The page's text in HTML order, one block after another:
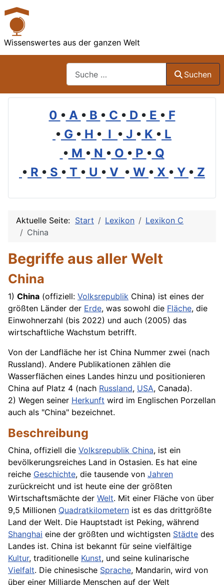
Wissenswertes aus der ganzen Welt
Suchen
0 • A • B • C • D • E • F
• G • H • I • J • K • L
• M • N • O • P • Q
• R • S • T • U • V • W • X • Y • Z
Aktuelle Seite: Start Lexikon
Lexikon C
China
Begriffe aus aller Welt
China
1) China (offiziell: Volksrepublik China) ist eines der
größten Länder der Erde, was sowohl die Fläche, die
Einwohnerzahl (bis 2022) und auch (2005) das
wirtschaftliche Wachstum betrifft.
Von der Landfläche her ist China Nummer zwei (nach
Russland). Andere Publikationen zählen die
Wasserflächen eines Landes hinzu und positionieren
China auf Platz 4 (nach Russland, USA, Canada).
2) Wegen seiner Herkunft wird im Englischen Porzellan
auch als "China" bezeichnet.
Beschreibung
China, offiziell die Volksrepublik China, ist ein
bevölkerungsreiches Land in Ostasien. Es hat eine
reiche Geschichte, die tausende von Jahren
zurückreicht und ist heute eine der größten
Wirtschaftsmächte der Welt. Mit einer Fläche von über
9,5 Millionen Quadratkilometern ist es das drittgrößte
Land der Welt. Die Hauptstadt ist Peking, während
Shanghai eine der größten und wichtigsten Städte des
Landes ist. China ist bekannt für seine vielfältige
Kultur, traditionelle Kunst, und seine kulinarische
Vielfalt. Die chinesische Sprache, Mandarin, wird von
über einer Milliarde Menschen auf der Welt